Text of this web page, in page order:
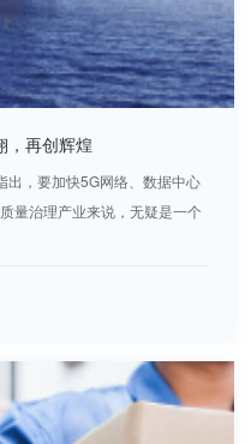
，再创辉煌
出，要加快5G网络、数据中心
量治理产业来说，无疑是一个